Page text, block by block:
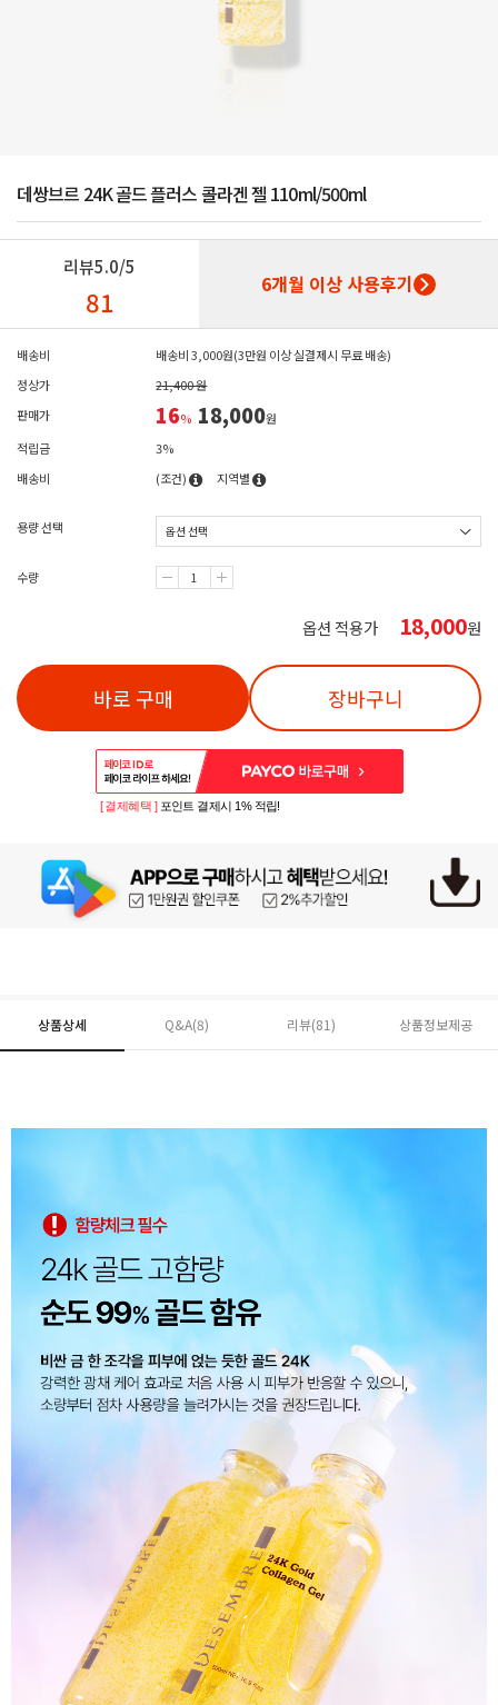
데쌍브르 24K 골드 플러스 콜라겐 젤 110ml/500ml
리뷰5.0/5
81 6개월 이상 사용후기
배송비
배송비 3,000원(3만원 이상 실결제시 무료 배송)
정상가
21,400 원
판매가
16% 18,000원
적립금
3%
배송비
(조건) 지역별
용량 선택
수량
옵션 적용가 18,000원
바로 구매 장바구니
페이코 ID로 페
PAYCO 바로구매
[ 결제혜택 ] 포인트 결제시 1% 적립!
상품상세 Q&A(8) 리뷰(81) 상품정보제공